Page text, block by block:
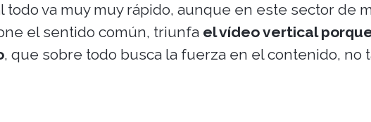
todo va muy muy rápido, aunque en este sector de
el sentido común, triunfa el vídeo vertical
, que sobre todo busca la fuerza en el contenido, no